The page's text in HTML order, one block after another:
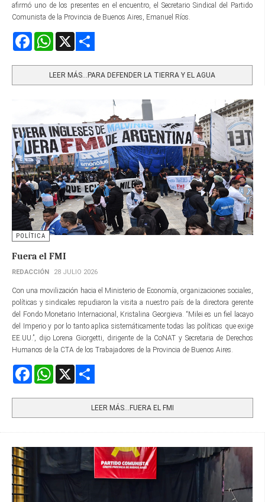
afirmó uno de los presentes en el encuentro, el Secretario Sindical del Partido
Comunista de la Provincia de Buenos Aires, Emanuel Ríos.
FacebookWhatsApp
LEER MÁS…PARA DEFENDER LA TIERRA Y EL AGUA
POLÍTICA
Fuera el FMI
REDACCIÓN 28 JULIO 2026
Con una movilización hacia el Ministerio de Economía, organizaciones sociales,
políticas y sindicales repudiaron la visita a nuestro país de la directora gerente​
del Fondo Monetario Internacional, Kristalina Georgieva. “Milei es un fiel lacayo
del Imperio y por lo tanto aplica sistemáticamente todas las políticas que exige
EE.UU.”, dijo Lorena Giorgetti, dirigente de la CoNAT y Secretaria de Derechos
Humanos de la CTA de los Trabajadores de la Provincia de Buenos Aires.
FacebookWhatsApp
LEER MÁS…FUERA EL FMI